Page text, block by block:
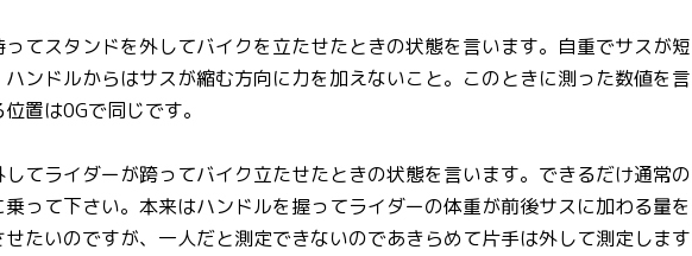
てスタンドを外してバイクを立たせたときの状態を言います。自重でサスが短
ハンドルからはサスが縮む方向に力を加えないこと。このときに測った数値を言
置は0Gで同じです。
してライダーが跨ってバイク立たせたときの状態を言います。できるだけ通常の
って下さい。本来はハンドルを握ってライダーの体重が前後サスに加わる量を
たいのですが、一人だと測定できないのであきらめて片手は外して測定します